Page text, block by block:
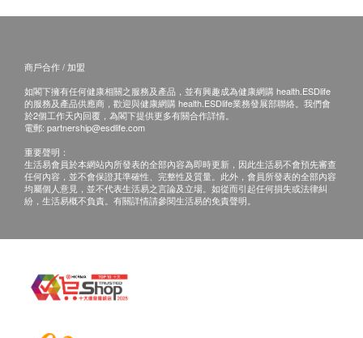
產品規格：
水溫(高溫): 90-100 °C
水溫(中溫): 65-75 °C
水溫(室溫): 室溫溫度
重量: 2 公斤
消耗功率(W瓦): 2120 W
水: 0.7 L/min / 室溫水: 0.7 L/min
產品內附：
Wats-Touch Mini
日期。
倘若屈臣氏蒸餾水未能提供任何已訂購之產品或服
務，或因客戶所使用的信用咭導致之付款問題或任
何其他原因，屈臣氏蒸餾水有權拒絕接受該訂單。
倘若屈臣氏蒸餾水無法提供閣下訂單上的任何產品
或服務，屈臣氏蒸餾水會透過電話或電郵通知閣
下。
條款及細則
訂講１２公升或１８公升桶裝蒸餾水需繳交水樽按
金將於退回水樽時退還。
商戶合作 / 加盟
如閣下擁有任何健康相關之服務及產品，並有興趣成為健康網購 health.ESDlife
的服務及產品供應商，歡迎與健康網購 health.ESDlife業務發展部聯絡。我們會
於2個工作天內回覆，為閣下提供更多有關合作詳情。
電郵: partnership@esdlife.com
重要聲明：
生活易會員於本網站內所發表的全部內容為即時更新，因此生活易不會預先審查
任何內容，並不會保證其準確性、完整性及質量。此外，會員所發表的全部內容
均屬個人意見，並不代表生活易之言論及立場。如從而引起任何損失或法律糾
紛，生活易概不負責。有關詳情請參閱生活易的免責聲明。